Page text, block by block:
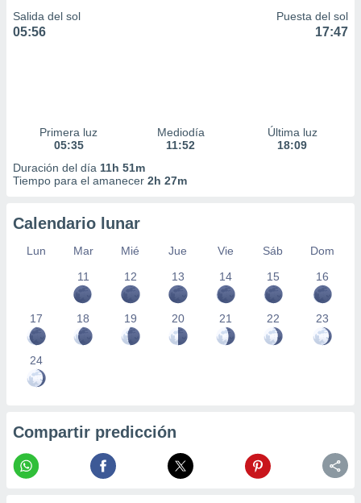
Salida del sol
05:56
Puesta del sol
17:47
Primera luz
05:35
Mediodía
11:52
Última luz
18:09
Duración del día 11h 51m
Tiempo para el amanecer 2h 27m
Calendario lunar
Lun Mar Mié Jue Vie Sáb
Dom
11
12 13 14 15 16
17 18 19 20 21 22 23
24
Compartir predicción